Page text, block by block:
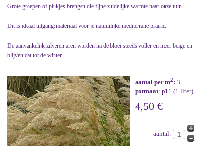
Grote groepen of plukjes brengen die fijne zuidelijke warmte naar onze tuin.
Dit is ideaal uitgangsmateriaal voor je natuurlijke mediterrane prairie.
De aanvankelijk zilveren aren worden na de bloei steeds voller en meer beige en
blijven dat tot de winter.
aantal per m2: 3
potmaat: p11 (1 liter)
4,50 €
aantal: